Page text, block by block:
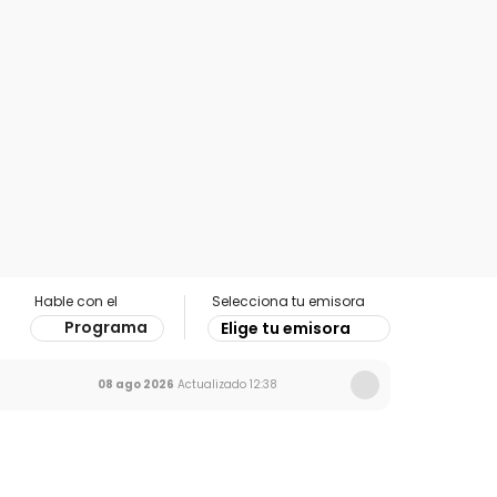
Hable con el
Programa
Selecciona tu emisora
Elige tu emisora
08 ago 2026 Actualizado 12:38